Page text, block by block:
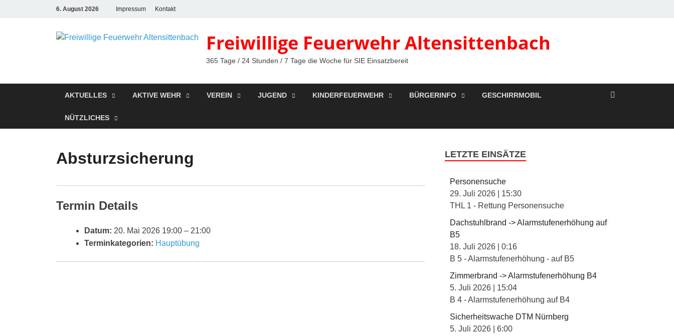
6. August 2026 Impressum Kontakt
Freiwillige Feuerwehr Altensittenbach
365 Tage / 24 Stunden / 7 Tage die Woche für SIE Einsatzbereit
AKTUELLES AKTIVE WEHR VEREIN JUGEND KINDERFEUERWEHR BÜRGERINFO GESCHIRRMOBIL
NÜTZLICHES
Absturzsicherung
Termin Details
Datum: 20. Mai 2026 19:00 – 21:00
Terminkategorien: Hauptübung
LETZTE EINSÄTZE
Personensuche
29. Juli 2026
15:30
THL 1 - Rettung Personensuche
Dachstuhlbrand -> Alarmstufenerhöhung auf
B5
18. Juli 2026 |0:16
B 5 - Alarmstufenerhöhung - auf B5
Zimmerbrand -> Alarmstufenerhöhung B4
5. Juli 2026
15:04
B 4 - Alarmstufenerhöhung auf B4
Sicherheitswache DTM Nürnberg
5. Juli 2026 |6:00